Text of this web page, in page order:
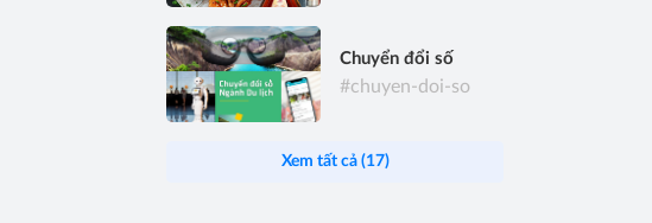
Chuyển đổi số
#chuyen-doi-so
Xem tất cả (17)